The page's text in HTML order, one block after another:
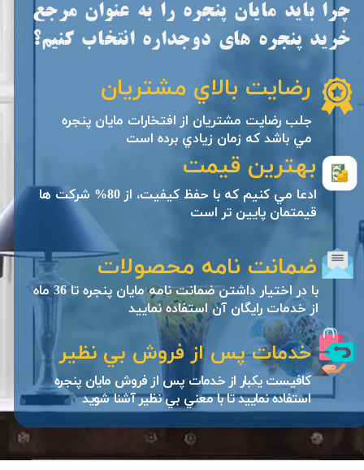
چرا بايد مايان پنجره را به عنوان مرجع
خريد پنجره هاي دوجداره انتخاب كنيم؟
رضايت بالاي مشتريان
جلب رضايت مشتريان از افتخارات مايان پنجره
مي باشد كه زمان زيادي برده است
بهترين قيمت
ادعا مي كنيم كه با حفظ كيفيت، از 80% شركت ها
قيمتمان پايين تر است
خدمات پس از فروش بي نظير
كافيست يكبار از خدمات پس از فروش مايان پنجره
استفاده نماييد تا با معني بي نظير آشنا شويد
ضمانت نامه محصولات
با در اختيار داشتن ضمانت نامه مايان پنجره تا 36 ماه
از خدمات رايگان آن استفاده نماييد